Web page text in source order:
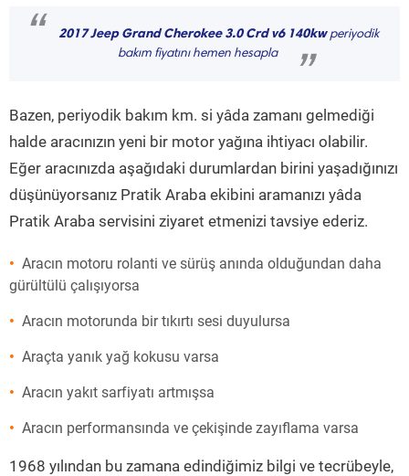
“ 2017 Jeep Grand Cherokee 3.0 Crd v6 140kwperiyodik
bakım fiyatını hemen hesapla
”
Bazen, periyodik bakım km. si yâda zamanı gelmediği
halde aracınızın yeni bir motor yağına ihtiyacı olabilir.
Eğer aracınızda aşağıdaki durumlardan birini yaşadığınızı
düşünüyorsanız Pratik Araba ekibini aramanızı yâda
Pratik Araba servisini ziyaret etmenizi tavsiye ederiz.
Aracın motoru rolanti ve sürüş anında olduğundan daha
gürültülü çalışıyorsa
Aracın motorunda bir tıkırtı sesi duyulursa
Araçta yanık yağ kokusu varsa
Aracın yakıt sarfiyatı artmışsa
Aracın performansında ve çekişinde zayıflama varsa
1968 yılından bu zamana edindiğimiz bilgi ve tecrübeyle,